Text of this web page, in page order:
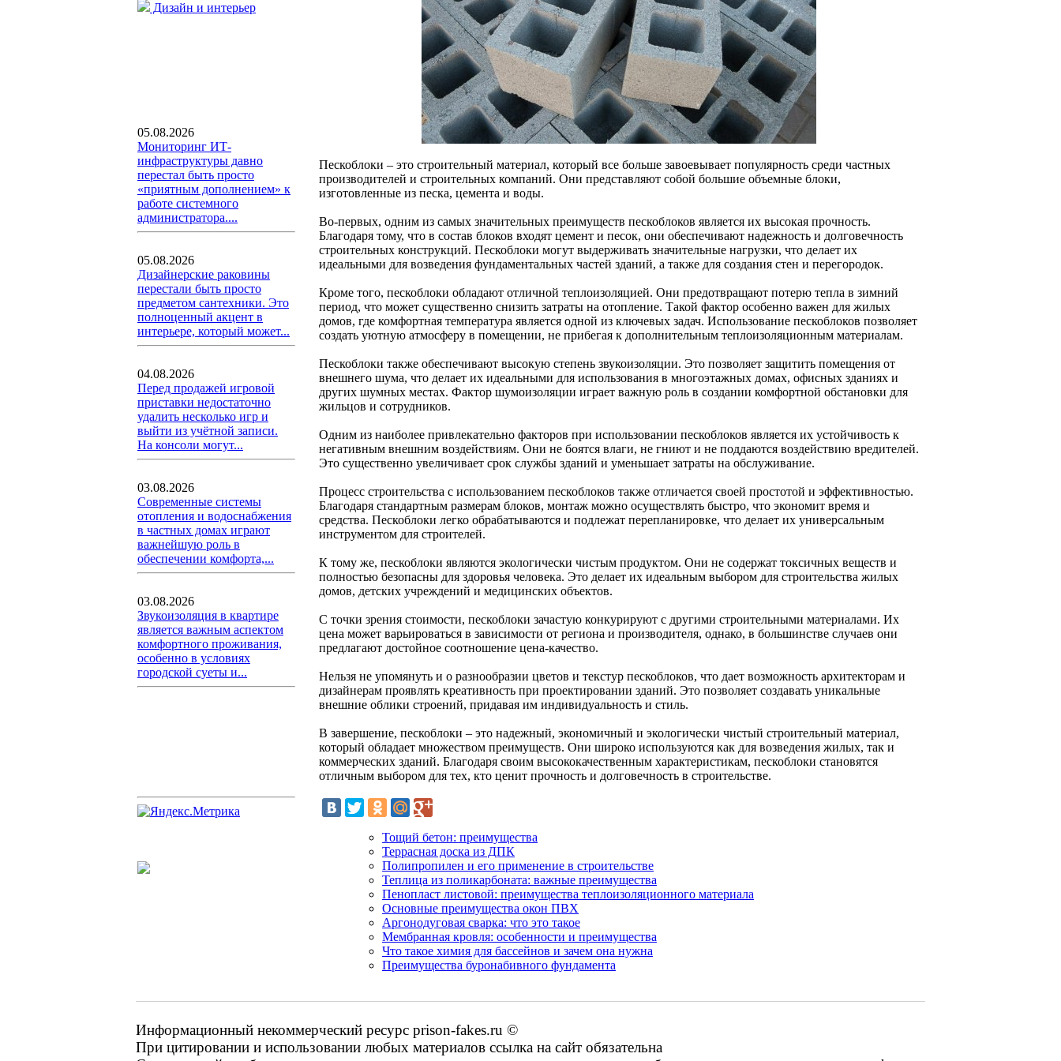
Дизайн и интерьер
05.08.2026
Мониторинг ИТ-
инфраструктуры давно
перестал быть просто
«приятным дополнением» к
работе системного
администратора....
05.08.2026
Дизайнерские раковины
перестали быть просто
предметом сантехники. Это
полноценный акцент в
интерьере, который может...
04.08.2026
Перед продажей игровой
приставки недостаточно
удалить несколько игр и
выйти из учётной записи.
На консоли могут...
03.08.2026
Современные системы
отопления и водоснабжения
в частных домах играют
важнейшую роль в
обеспечении комфорта,...
03.08.2026
Звукоизоляция в квартире
является важным аспектом
комфортного проживания,
особенно в условиях
городской суеты и...
Пескоблоки – это строительный материал, который все больше завоевывает популярность среди частных
производителей и строительных компаний. Они представляют собой большие объемные блоки,
изготовленные из песка, цемента и воды.
Во-первых, одним из самых значительных преимуществ пескоблоков является их высокая прочность.
Благодаря тому, что в состав блоков входят цемент и песок, они обеспечивают надежность и долговечность
строительных конструкций. Пескоблоки могут выдерживать значительные нагрузки, что делает их
идеальными для возведения фундаментальных частей зданий, а также для создания стен и перегородок.
Кроме того, пескоблоки обладают отличной теплоизоляцией. Они предотвращают потерю тепла в зимний
период, что может существенно снизить затраты на отопление. Такой фактор особенно важен для жилых
домов, где комфортная температура является одной из ключевых задач. Использование пескоблоков позволяет
создать уютную атмосферу в помещении, не прибегая к дополнительным теплоизоляционным материалам.
Пескоблоки также обеспечивают высокую степень звукоизоляции. Это позволяет защитить помещения от
внешнего шума, что делает их идеальными для использования в многоэтажных домах, офисных зданиях и
других шумных местах. Фактор шумоизоляции играет важную роль в создании комфортной обстановки для
жильцов и сотрудников.
Одним из наиболее привлекательно факторов при использовании пескоблоков является их устойчивость к
негативным внешним воздействиям. Они не боятся влаги, не гниют и не поддаются воздействию вредителей.
Это существенно увеличивает срок службы зданий и уменьшает затраты на обслуживание.
Процесс строительства с использованием пескоблоков также отличается своей простотой и эффективностью.
Благодаря стандартным размерам блоков, монтаж можно осуществлять быстро, что экономит время и
средства. Пескоблоки легко обрабатываются и подлежат перепланировке, что делает их универсальным
инструментом для строителей.
К тому же, пескоблоки являются экологически чистым продуктом. Они не содержат токсичных веществ и
полностью безопасны для здоровья человека. Это делает их идеальным выбором для строительства жилых
домов, детских учреждений и медицинских объектов.
С точки зрения стоимости, пескоблоки зачастую конкурируют с другими строительными материалами. Их
цена может варьироваться в зависимости от региона и производителя, однако, в большинстве случаев они
предлагают достойное соотношение цена-качество.
Нельзя не упомянуть и о разнообразии цветов и текстур пескоблоков, что дает возможность архитекторам и
дизайнерам проявлять креативность при проектировании зданий. Это позволяет создавать уникальные
внешние облики строений, придавая им индивидуальность и стиль.
В завершение, пескоблоки – это надежный, экономичный и экологически чистый строительный материал,
который обладает множеством преимуществ. Они широко используются как для возведения жилых, так и
коммерческих зданий. Благодаря своим высококачественным характеристикам, пескоблоки становятся
отличным выбором для тех, кто ценит прочность и долговечность в строительстве.
Тощий бетон: преимущества
Террасная доска из ДПК
Полипропилен и его применение в строительстве
Теплица из поликарбоната: важные преимущества
Пенопласт листовой: преимущества теплоизоляционного материала
Основные преимущества окон ПВХ
Аргонодуговая сварка: что это такое
Мембранная кровля: особенности и преимущества
Что такое химия для бассейнов и зачем она нужна
Преимущества буронабивного фундамента
Информационный некоммерческий ресурс prison-fakes.ru ©
При цитировании и использовании любых материалов ссылка на сайт обязательна